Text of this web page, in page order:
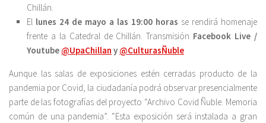
Chillán.
El lunes 24 de mayo a las 19:00 horas se rendirá homenaje
frente a la Catedral de Chillán. Transmisión Facebook Live /
Youtube @UpaChillan y @CulturasÑuble
Aunque las salas de exposiciones estén cerradas producto de la
pandemia por Covid, la ciudadanía podrá observar presencialmente
parte de las fotografías del proyecto “Archivo Covid Ñuble. Memoria
común de una pandemia”. “Esta exposición será instalada a gran